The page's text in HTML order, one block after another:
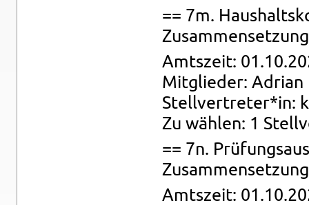
== 7m.
Amts­zeit:
Mit­glie­der: Adri­an
Stell­ver­tre­ter*in:
Zu wäh­len: 1
== 7n.
Amts­zeit: